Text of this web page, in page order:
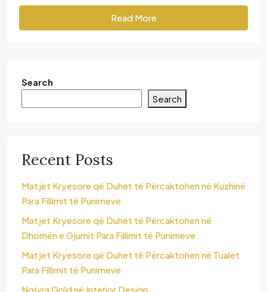
Read More
Search
Search
Recent Posts
Matjet Kryesore që Duhet të Përcaktohen në Kuzhinë
Para Fillimit të Punimeve
Matjet Kryesore që Duhet të Përcaktohen në
Dhomën e Gjumit Para Fillimit të Punimeve
Matjet Kryesore që Duhet të Përcaktohen në Tualet
Para Fillimit të Punimeve
Ngjyra Gold në Interior Design